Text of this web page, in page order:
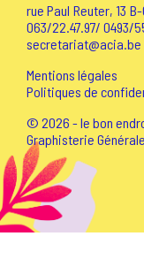
rue Paul Reuter, 13
063/22.47.97/ 0493/
secretariat@acia.be
Mentions légales
Politiques de
© 2026 - le bon
Graphisterie Générale